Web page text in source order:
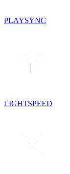
PLAYSYNC
LIGHTSPEED